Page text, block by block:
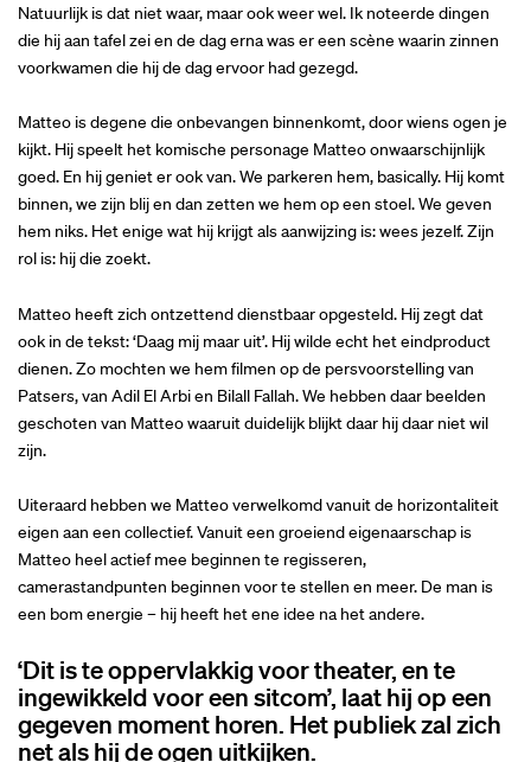
Natuurlijk is dat niet waar, maar ook weer wel. Ik noteerde dingen
die hij aan tafel zei en de dag erna was er een scène waarin zinnen
voorkwamen die hij de dag ervoor had gezegd.
Matteo is degene die onbevangen binnenkomt, door wiens ogen je
kijkt. Hij speelt het komische personage Matteo onwaarschijnlijk
goed. En hij geniet er ook van. We parkeren hem, basically. Hij komt
binnen, we zijn blij en dan zetten we hem op een stoel. We geven
hem niks. Het enige wat hij krijgt als aanwijzing is: wees jezelf. Zijn
rol is: hij die zoekt.
Matteo heeft zich ontzettend dienstbaar opgesteld. Hij zegt dat
ook in de tekst: ‘Daag mij maar uit’. Hij wilde echt het eindproduct
dienen. Zo mochten we hem filmen op de persvoorstelling van
Patsers, van Adil El Arbi en Bilall Fallah. We hebben daar beelden
geschoten van Matteo waaruit duidelijk blijkt daar hij daar niet wil
zijn.
Uiteraard hebben we Matteo verwelkomd vanuit de horizontaliteit
eigen aan een collectief. Vanuit een groeiend eigenaarschap is
Matteo heel actief mee beginnen te regisseren,
camerastandpunten beginnen voor te stellen en meer. De man is
een bom energie – hij heeft het ene idee na het andere.
‘Dit is te oppervlakkig voor theater, en te
ingewikkeld voor een sitcom’, laat hij op een
gegeven moment horen. Het publiek zal zich
net als hij de ogen uitkijken.